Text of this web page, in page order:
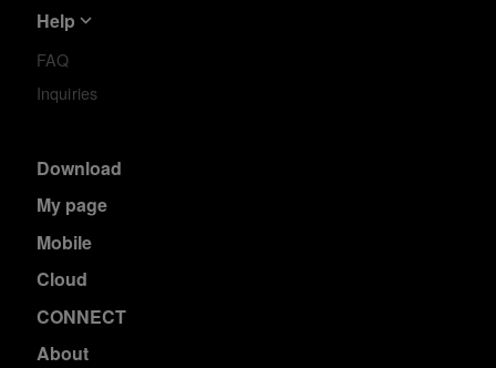
Help
FAQ
Inquiries
Download
My page
Mobile
Cloud
CONNECT
About